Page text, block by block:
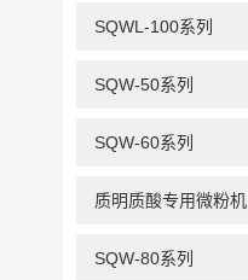
SQWL-100系列
SQW-50系列
SQW-60系列
质明质酸专用微粉机
SQW-80系列